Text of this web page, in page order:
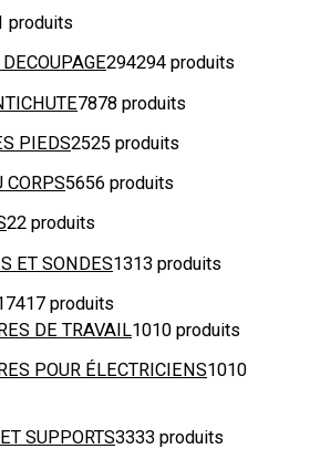
produits
294294 produits
7878 produits
PIEDS2525 produits
CORPS5656 produits
22 produits
ET SONDES1313 produits
417 produits
DE TRAVAIL1010 produits
POUR ÉLECTRICIENS1010
SUPPORTS3333 produits